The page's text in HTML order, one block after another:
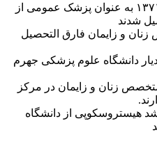
خانم دکتر زهرا زارعیان در سال ۱۳۷۱ به عنوان پزشک عمومی از
شدند
متخصص زنان و زایمان فارق التحصیل
سال ۱۳۷۶ تا ۱۳۸۴ استادیار دانشگاه علوم پزشکی جهرم
عنوان متخصص زنان و زایمان در مرکز
هیستروسکوپی از دانشگاه